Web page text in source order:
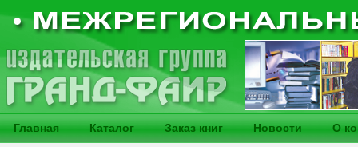
Главная Каталог Заказ книг Новости О